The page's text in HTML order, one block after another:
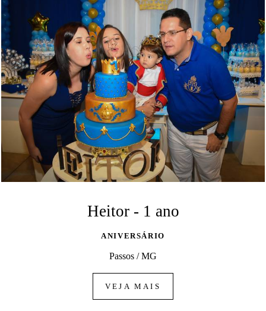
Heitor - 1 ano
ANIVERSÁRIO
Passos / MG
VEJA MAIS